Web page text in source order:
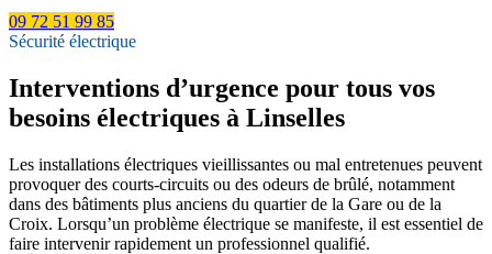
09 72 51 99 85
Sécurité électrique
Interventions d’urgence pour tous vos
besoins électriques à Linselles
Les installations électriques vieillissantes ou mal entretenues peuvent
provoquer des courts-circuits ou des odeurs de brûlé, notamment
dans des bâtiments plus anciens du quartier de la Gare ou de la
Croix. Lorsqu’un problème électrique se manifeste, il est essentiel de
faire intervenir rapidement un professionnel qualifié.